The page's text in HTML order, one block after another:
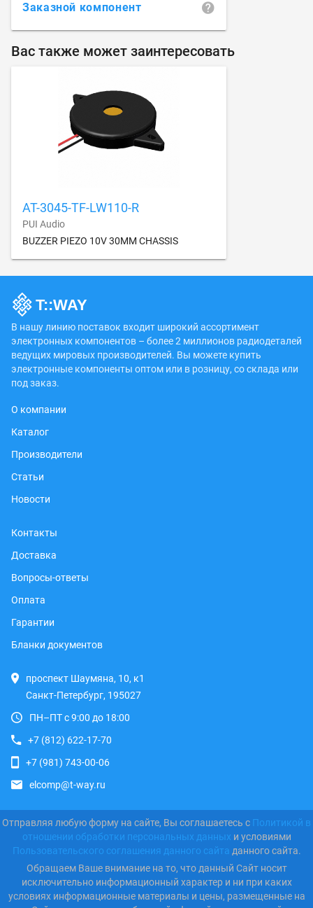
Заказной компонент
Вас также может заинтересовать
AT-3045-TF-LW110-R
PUI Audio
BUZZER PIEZO 10V 30MM CHASSIS
В нашу линию поставок входит широкий ассортимент
электронных компонентов – более 2 миллионов радиодеталей
ведущих мировых производителей. Вы можете купить
электронные компоненты оптом или в розницу, со склада или
под заказ.
О компании
Каталог
Производители
Статьи
Новости
Контакты
Доставка
Вопросы-ответы
Оплата
Гарантии
Бланки документов
проспект Шаумяна, 10, к1
Санкт-Петербург, 195027
ПН–ПТ с 9:00 до 18:00
+7 (812) 622-17-70
+7 (981) 743-00-06
elcomp@t-way.ru
Отправляя любую форму на сайте, Вы соглашаетесь с Политикой в
отношении обработки персональных данных и условиями
Пользовательского соглашения данного сайта данного сайта.
Обращаем Ваше внимание на то, что данный Сайт носит
исключительно информационный характер и ни при каких
условиях информационные материалы и цены, размещенные на